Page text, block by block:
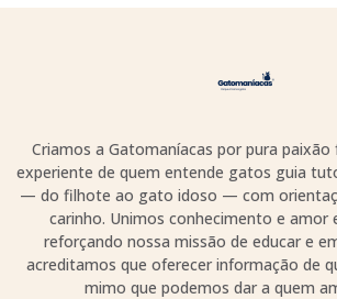
Criamos a Gatomaníacas por pura paixão
experiente de quem entende gatos guia
— do filhote ao gato idoso — com
carinho. Unimos conhecimento e amor
reforçando nossa missão de educar e
acreditamos que oferecer informação de
mimo que podemos dar a quem